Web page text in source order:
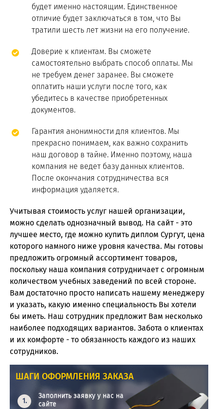
будет именно настоящим. Единственное
отличие будет заключаться в том, что Вы
тратили шесть лет жизни на его получение.
Доверие к клиентам. Вы сможете
самостоятельно выбрать способ оплаты. Мы
не требуем денег заранее. Вы сможете
оплатить наши услуги после того, как
убедитесь в качестве приобретенных
документов.
Гарантия анонимности для клиентов. Мы
прекрасно понимаем, как важно сохранить
наш договор в тайне. Именно поэтому, наша
компания не ведет базу данных клиентов.
После окончания сотрудничества вся
информация удаляется.
Учитывая стоимость услуг нашей организации,
можно сделать однозначный вывод. На сайт - это
лучшее место, где можно купить диплом Сургут, цена
которого намного ниже уровня качества. Мы готовы
предложить огромный ассортимент товаров,
поскольку наша компания сотрудничает с огромным
количеством учебных заведений по всей стороне.
Вам достаточно просто написать нашему менеджеру
и указать, какую именно специальность Вы хотели
бы иметь. Наш сотрудник предложит Вам несколько
наиболее подходящих вариантов. Забота о клиентах
и их комфорте - то обязанность каждого из наших
сотрудников.
ШАГИ ОФОРМЛЕНИЯ ЗАКАЗА
Заполнить заявку у нас на
сайте